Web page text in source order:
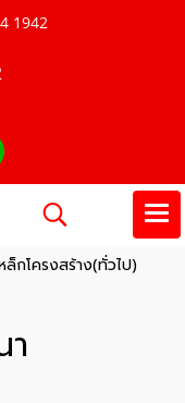
1942
ล็กโครงสร้าง(ทั่วไป)